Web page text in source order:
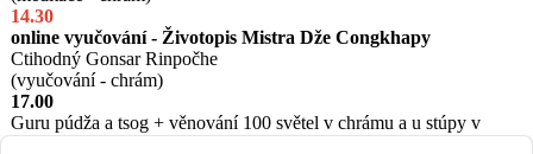
14.30
online vyučování - Životopis Mistra Dže Congkhapy
Ctihodný Gonsar Rinpočhe
(vyučování - chrám)
17.00
Guru púdža a tsog + věnování 100 světel v chrámu a u stúpy v